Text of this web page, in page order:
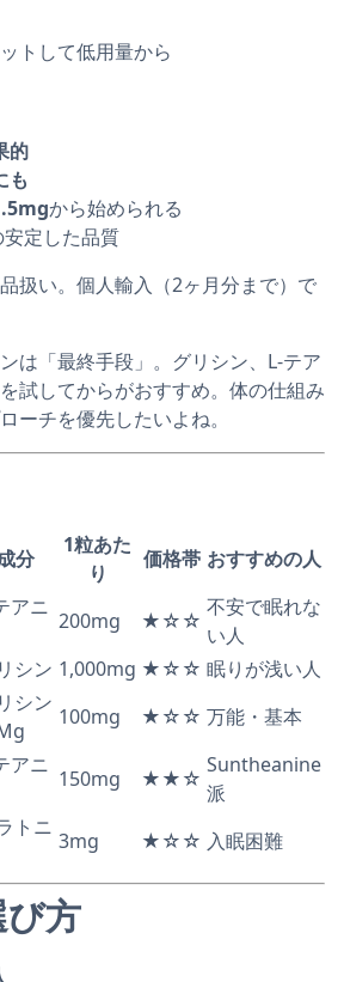
トして低用量から
的
も
から始められる
安定した品質
扱い。個人輸入（2ヶ月分まで）で
は「最終手段」。グリシン、L-テア
試してからがおすすめ。体の仕組み
ーチを優先したいよね。
分
1粒あた
り
価格帯 おすすめの人
アニ
200mg ★☆☆
不安で眠れな
い人
シン 1,000mg ★☆☆ 眠りが浅い人
シン
100mg ★☆☆ 万能・基本
アニ
150mg ★★☆
Suntheanine
派
トニ
3mg ★☆☆ 入眠困難
方